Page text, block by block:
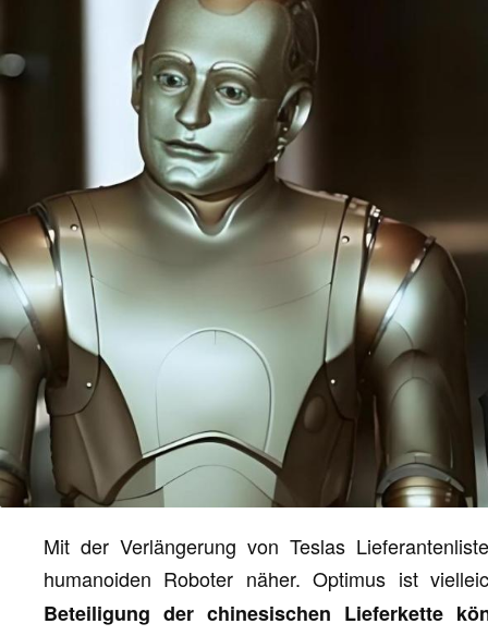
Mit der Verlängerung von Teslas
humanoiden Roboter näher. Optimus ist
Beteiligung der chinesischen Lieferkette